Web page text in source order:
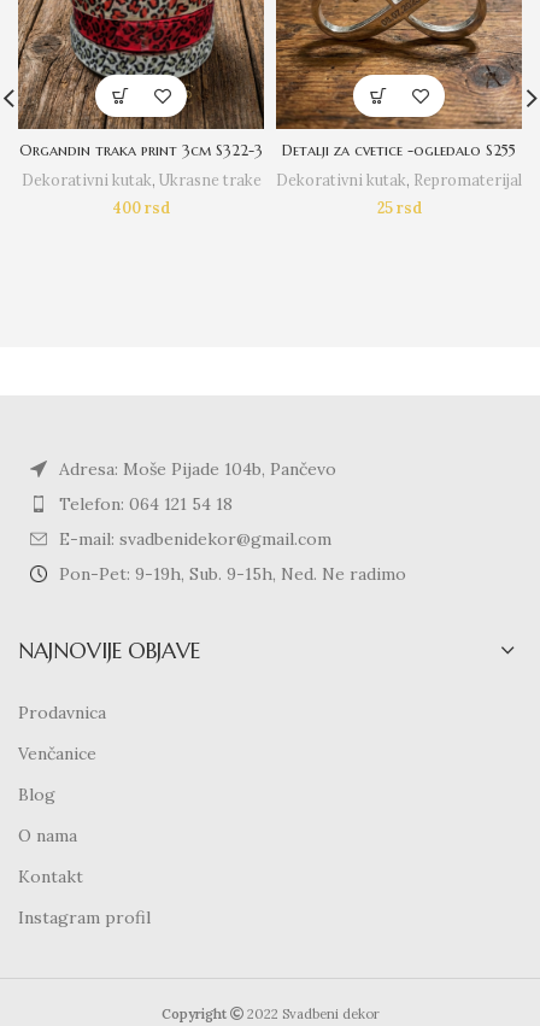
Organdin traka print 3cm S322-3
Dekorativni kutak, Ukrasne trake
400rsd
Detalji za cvetice -ogledalo S255
Dekorativni kutak, Repromaterijal
25rsd
Adresa: Moše Pijade 104b, Pančevo
Telefon: 064 121 54 18
E-mail: svadbenidekor@gmail.com
Pon-Pet: 9-19h, Sub. 9-15h, Ned. Ne radimo
NAJNOVIJE OBJAVE
Prodavnica
Venčanice
Blog
O nama
Kontakt
Instagram profil
Copyright 2022 Svadbeni dekor